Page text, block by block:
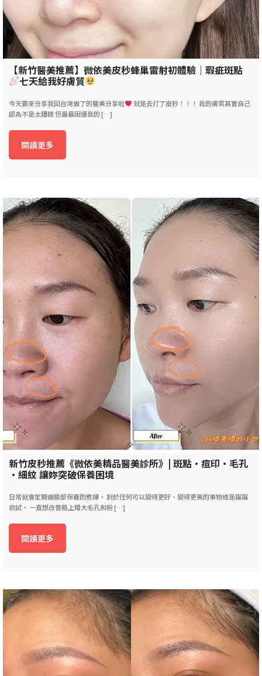
【新竹醫美推薦】微依美皮秒蜂巢雷射初體驗｜瑕疵斑點
七天給我好膚質
今天要來分享我回台灣做了的醫美分享啦
就是去打了皮秒！！！ 我的膚質其實自己
認為不是太糟糕 但最最困擾我的 […]
閱讀更多
新竹皮秒推薦《微依美精品醫美診所》| 斑點•痘印•毛孔
•細紋 讓妳突破保養困境
日常就會定期做臉部保養的煮婦， 對於任何可以變得更好、變得更美的事物總是躍躍
欲試， 一直想改善臉上粗大毛孔和粉 […]
閱讀更多